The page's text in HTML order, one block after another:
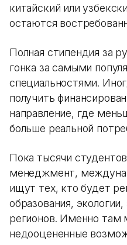
китайский или
остаются
Полная стипендия за
гонка за самыми
специальностями.
получить
направление, где
больше реальной
Пока тысячи
менеджмент,
ищут тех, кто будет
образования,
регионов. Именно там
недооцененные